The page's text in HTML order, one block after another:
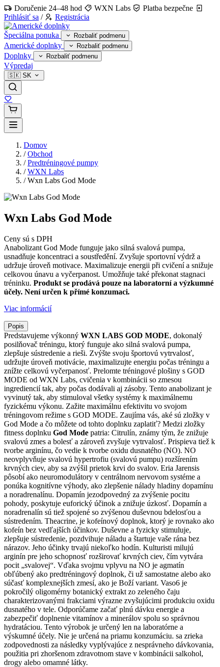
Doručenie 24–48 hod WXN Labs
Platba bezpečne
Prihlásiť sa / Registrácia
Špeciálna ponuka Rozbaliť podmenu
Americké doplnky Rozbaliť podmenu
Doplnky Rozbaliť podmenu
Výpredaj
🇸🇰 SK
Domov
/ Obchod
/ Predtréningové pumpy
/ WXN Labs
/ Wxn Labs God Mode
Wxn Labs God Mode
Ceny sú s DPH
Anabolizant God Mode funguje jako silná svalová pumpa,
usnadňuje koncentraci a soustředění. Zvyšuje sportovní výdrž a
udržuje úroveň motivace. Maximalizuje energii při cvičení a snižuje
celkovou únavu a vyčerpanost. Umožňuje také překonat stagnaci
tréninku. Produkt se prodává pouze na laboratorní a výzkumné
účely. Není určen k přímé konzumaci.
Viac informácií
Popis
Predstavujeme výkonný WXN LABS GOD MODE, dokonalý
posilňovač tréningu, ktorý funguje ako silná svalová pumpa,
zlepšuje sústredenie a rieši. Zvýšte svoju športovú vytrvalosť,
udržujte úroveň motivácie, maximalizujte energiu počas tréningu a
znížte celkovú vyčerpanosť. Prelomte tréningové plošiny s GOD
MODE od WXN Labs, cvičenia v kombinácii so zmesou
ingrediencií tak, aby počas dodávali aj zásoby. Tento anabolizant je
vyvinutý tak, aby stimuloval všetky systémy k maximálnemu
fyzickému výkonu. Zažite maximálnu efektivitu vo svojom
tréningovom režime s GOD MODE. Zaujíma vás, aké sú zložky v
God Mode a čo môžete od tohto doplnku zaplatiť? Medzi zložky
fitness doplnku God Mode patria: Citrulín, známy tým, že znižuje
svalovú zmes a bolesť a zároveň zvyšuje vytrvalosť. Prispieva tiež k
tvorbe arginínu, čo vedie k tvorbe oxidu dusnatého (NO). NO
neovplyvňuje svalovú hypertrofiu (svalovú pumpu) rozšírením
krvných ciev, aby sa zvýšil prietok krvi do svalov. Eria Jarensis
pôsobí ako neuromodulátory v centrálnom nervovom systéme a
ponúka kognitívne výhody, ako zlepšenie nálady hladiny dopamínu
a noradrenalínu. Dopamín jezodpovedný za zvýšenie pocitu
pohody, poskytuje euforický účinok a znižuje úzkosť. Dopamín a
noradrenalín sú tiež spojené so zvýšenou duševnou bdelosťou a
sústredením. Theacrine, je kofeínový doplnok, ktorý je rovnako ako
kofeín bez vedľajších účinkov. Duševne a fyzicky stimuluje,
zlepšuje sústredenie, pozdvihuje náladu a štartuje vaše rána bez
nárazov. Jeho účinky trvajú niekoľko hodín. Kulturisti milujú
arginín pre jeho schopnosť rozširovať krvných ciev, čím vytvára
pocit „svalovej“. Vďaka svojmu vplyvu na NO je agmatín
obľúbený ako predtréningový doplnok, či už samostatne alebo ako
súčasť komplexnejších zmesí, ako je Boží variant. Vaso6 je
pokročilý oligomérny botanický extrakt zo zeleného čaju
charakterizovanými frakciami výrazne zvyšujúcimi produkciu oxidu
dusnatého v tele. Odporúčame začať plnú dávku energie a
zabezpečiť doplnenie vitamínov a minerálov spolu so správnou
hydratáciou. Tento výrobok je určený len na laboratórne a
výskumné účely. Nie je určená na priamu konzumáciu. sa zrieka
zodpovednosti za následky vyplývajúce z nesprávneho dávkovania,
použitia pri zhoršenom zdravotnom stave v kombinácii salkohol,
drogy alebo omamné látky.